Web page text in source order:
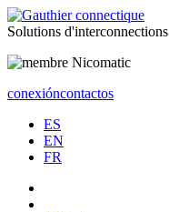
Solutions d'interconnections
conexióncontactos
ES
EN
FR